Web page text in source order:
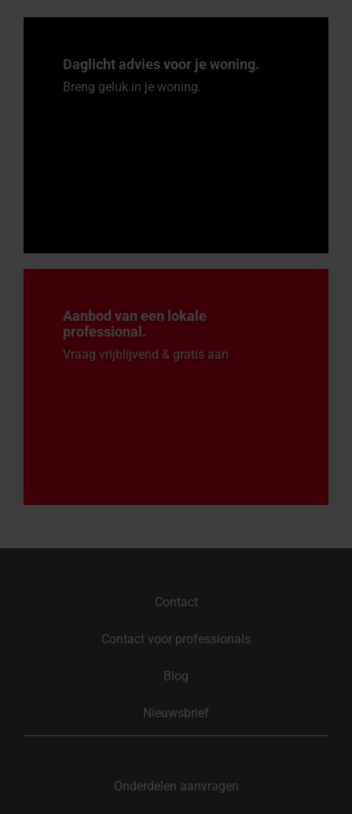
Daglicht advies voor je woning.
Breng geluk in je woning.
Aanbod van een lokale
professional.
Vraag vrijblijvend & gratis aan
Contact
Contact voor professionals
Blog
Nieuwsbrief
Onderdelen aanvragen